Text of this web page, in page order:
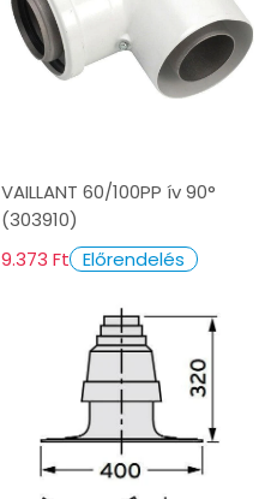
VAILLANT 60/100PP ív 90°
(303910)
9.373 Ft Előrendelés